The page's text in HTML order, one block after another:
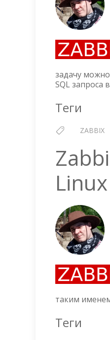
задачу
SQL запроса
Теги
ZABBIX
Linux
таким
Теги